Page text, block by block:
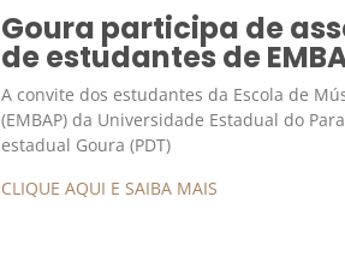
Goura participa de
de estudantes de
A convite dos estudantes da Escola de
(EMBAP) da Universidade Estadual do
estadual Goura (PDT)
CLIQUE AQUI E SAIBA MAIS